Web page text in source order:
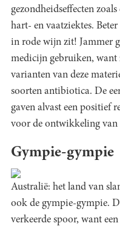
gezondheidseffecten
hart- en vaatziektes.
in rode wijn zit! Jammer
medicijn gebruiken, want
varianten van deze
soorten antibiotica. De
gaven alvast een positief
voor de ontwikkeling van
Gympie-gympie
Australië: het land van
ook de gympie-gympie.
verkeerde spoor, want